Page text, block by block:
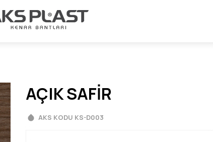
AÇIK SAFİR
AKS KODU KS-D003